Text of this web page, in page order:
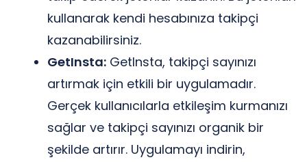
kullanarak kendi hesabınıza takipçi
kazanabilirsiniz.
GetInsta: GetInsta, takipçi sayınızı
artırmak için etkili bir uygulamadır.
Gerçek kullanıcılarla etkileşim kurmanızı
sağlar ve takipçi sayınızı organik bir
şekilde artırır. Uygulamayı indirin,